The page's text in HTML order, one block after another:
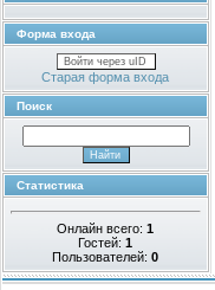
Форма входа
Войти через uID
Старая форма входа
Поиск
Статистика
Онлайн всего:1
Гостей:1
Пользователей:0